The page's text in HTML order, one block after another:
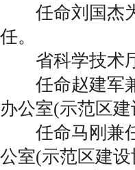
任命刘国杰为
任。
省科学技术
任命赵建军兼
办公室(示范区
任命马刚兼任
公室(示范区建